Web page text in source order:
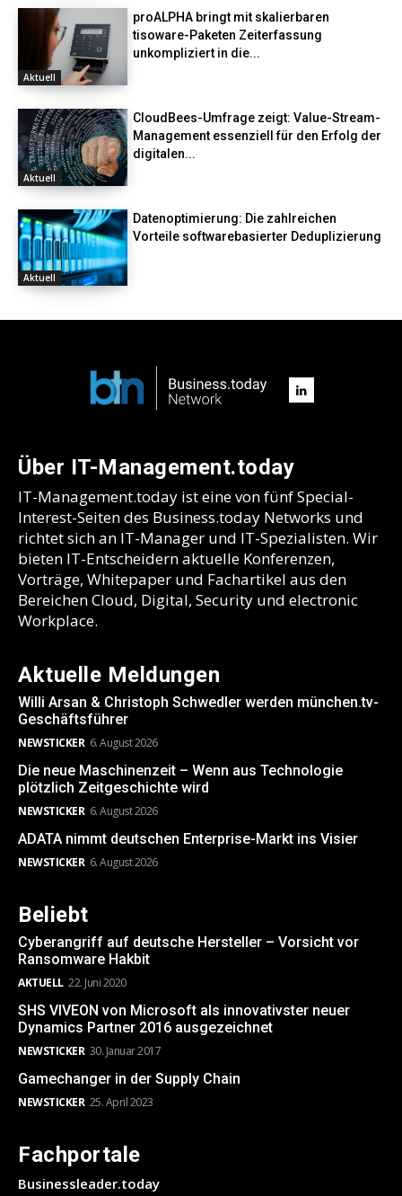
Aktuell
proALPHA bringt mit skalierbaren
tisoware-Paketen Zeiterfassung
unkompliziert in die...
Aktuell
CloudBees-Umfrage zeigt: Value-Stream-
Management essenziell für den Erfolg der
digitalen...
Aktuell
Datenoptimierung: Die zahlreichen
Vorteile softwarebasierter Deduplizierung
Über IT-Management.today
IT-Management.today ist eine von fünf Special-
Interest-Seiten des Business.today Networks und
richtet sich an IT-Manager und IT-Spezialisten. Wir
bieten IT-Entscheidern aktuelle Konferenzen,
Vorträge, Whitepaper und Fachartikel aus den
Bereichen Cloud, Digital, Security und electronic
Workplace.
Aktuelle Meldungen
Willi Arsan & Christoph Schwedler werden münchen.tv-
Geschäftsführer
NEWSTICKER 6. August 2026
Die neue Maschinenzeit – Wenn aus Technologie
plötzlich Zeitgeschichte wird
NEWSTICKER 6. August 2026
ADATA nimmt deutschen Enterprise-Markt ins Visier
NEWSTICKER 6. August 2026
Beliebt
Cyberangriff auf deutsche Hersteller – Vorsicht vor
Ransomware Hakbit
AKTUELL 22. Juni 2020
SHS VIVEON von Microsoft als innovativster neuer
Dynamics Partner 2016 ausgezeichnet
NEWSTICKER 30. Januar 2017
Gamechanger in der Supply Chain
NEWSTICKER 25. April 2023
Fachportale
Businessleader.today